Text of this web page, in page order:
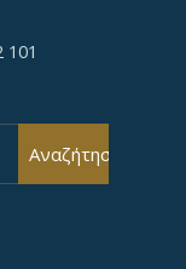
101
Αναζήτηση